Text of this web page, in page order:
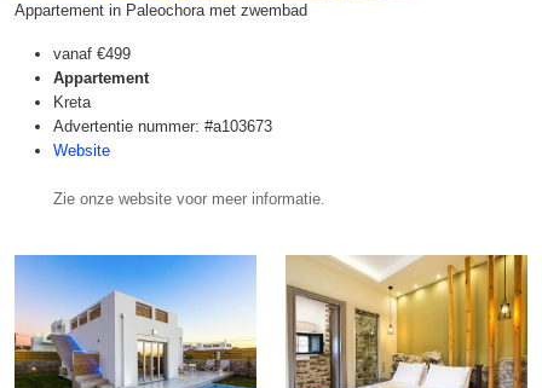
Appartement in Paleochora met zwembad
vanaf €499
Appartement
Kreta
Advertentie nummer: #a103673
Website
Zie onze website voor meer informatie.